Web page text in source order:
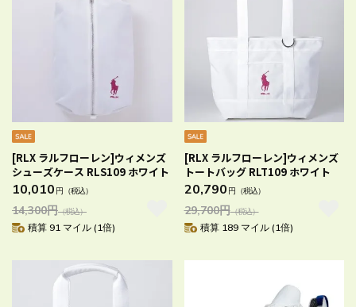
[RLX ラルフローレン]ウィメンズ
シューズケース RLS109 ホワイト
10,010 円 （税込）
14,300円（税込）
積算 91 マイル (1倍)
[RLX ラルフローレン]ウィメンズ
トートバッグ RLT109 ホワイト
20,790 円 （税込）
29,700円（税込）
積算 189 マイル (1倍)